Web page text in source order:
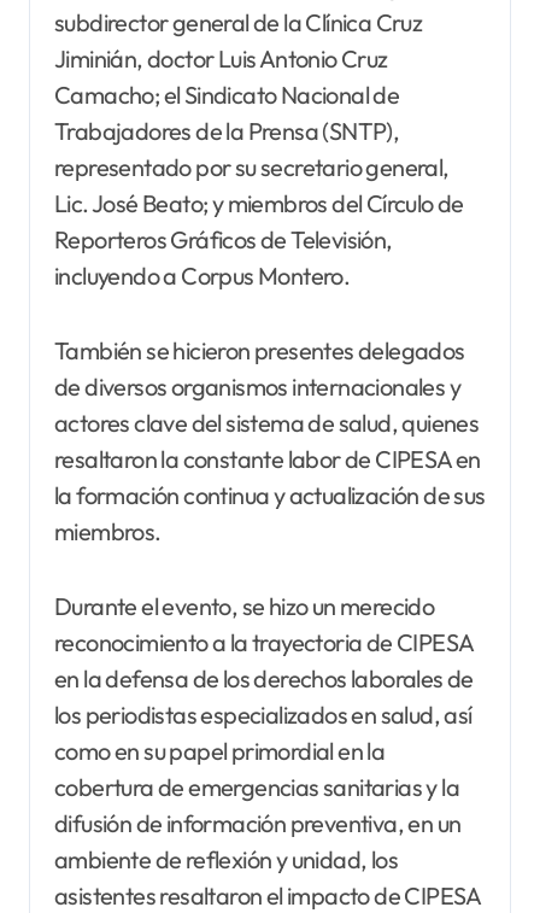
subdirector general de la Clínica Cruz
Jiminián, doctor Luis Antonio Cruz
Camacho; el Sindicato Nacional de
Trabajadores de la Prensa (SNTP),
representado por su secretario general,
Lic. José Beato; y miembros del Círculo de
Reporteros Gráficos de Televisión,
incluyendo a Corpus Montero.
También se hicieron presentes delegados
de diversos organismos internacionales y
actores clave del sistema de salud, quienes
resaltaron la constante labor de CIPESA en
la formación continua y actualización de sus
miembros.
Durante el evento, se hizo un merecido
reconocimiento a la trayectoria de CIPESA
en la defensa de los derechos laborales de
los periodistas especializados en salud, así
como en su papel primordial en la
cobertura de emergencias sanitarias y la
difusión de información preventiva, en un
ambiente de reflexión y unidad, los
asistentes resaltaron el impacto de CIPESA